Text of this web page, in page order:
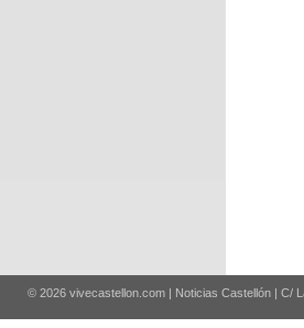
© 2026 vivecastellon.com | Noticias Castellón | C/